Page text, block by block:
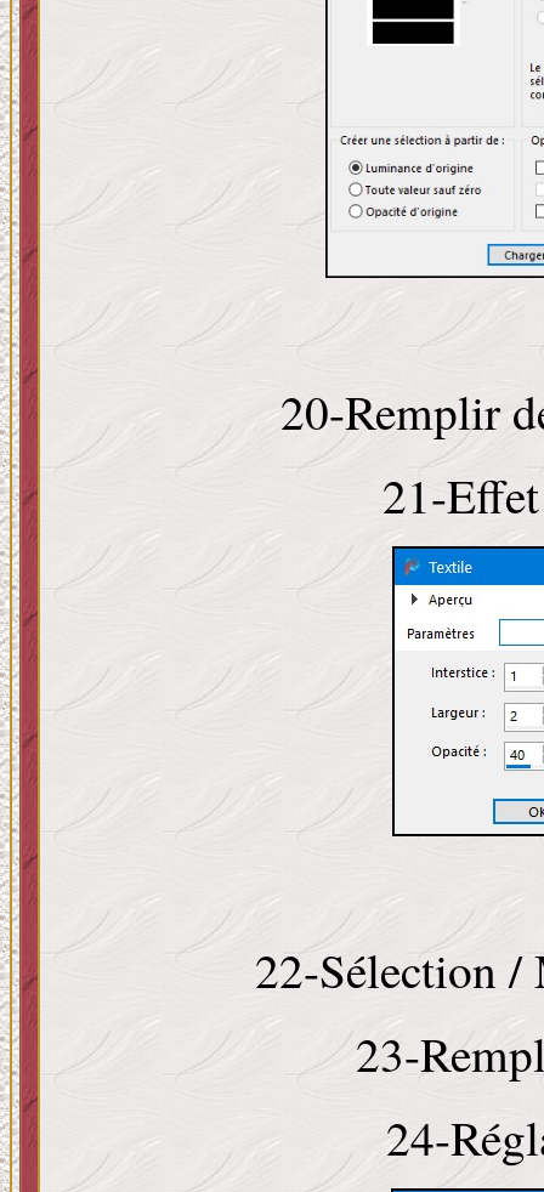
20-Remplir
21-
22-Sélection /
23-
24-